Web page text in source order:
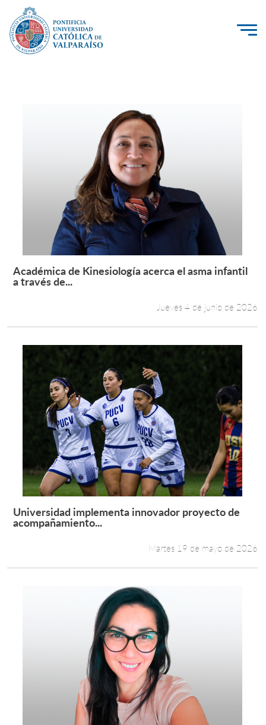
Vinculación con el Medio
Formación Continua
Funcionarios
Alumni
English
Leer más +
Académica de Kinesiología acerca el asma infantil
a través de...
Jueves 4 de junio de 2026
Leer más +
Universidad implementa innovador proyecto de
acompañamiento...
Martes 19 de mayo de 2026